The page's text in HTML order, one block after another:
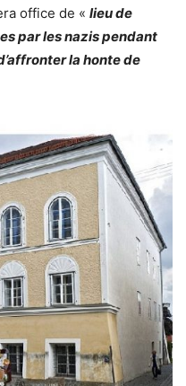
office de « lieu de
par les nazis pendant
la honte de